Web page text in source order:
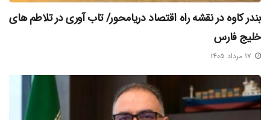
بندر کاوه در نقشه راه اقتصاد دریامحور/ تاب‌ آوری در تلاطم‌ های
خلیج فارس